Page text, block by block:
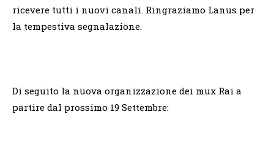
ricevere tutti i nuovi canali. Ringraziamo Lanus per
la tempestiva segnalazione.
Di seguito la nuova organizzazione dei mux Rai a
partire dal prossimo 19 Settembre: